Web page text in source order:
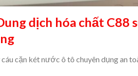
dịch hóa chất C88
cặn két nước ô tô chuyên dụng an